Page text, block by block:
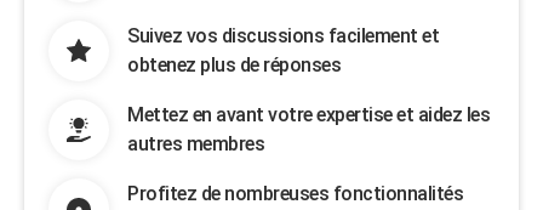
Suivez vos discussions facilement et
obtenez plus de réponses
Mettez en avant votre expertise et aidez les
autres membres
Profitez de nombreuses fonctionnalités